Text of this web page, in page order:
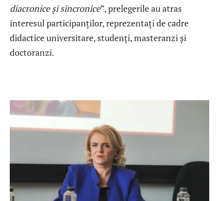
diacronice și sincronice”, prelegerile au atras
interesul participanților, reprezentați de cadre
didactice universitare, studenți, masteranzi și
doctoranzi.